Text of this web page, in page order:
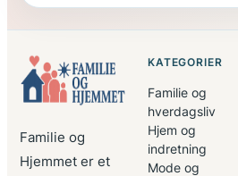
Familie og
Hjemmet er et
KATEGORIER
Familie og
hverdagsliv
Hjem og
indretning
Mode og